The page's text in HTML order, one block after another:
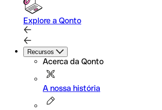
Explore a Qonto
Recursos
Acerca da Qonto
A nossa história